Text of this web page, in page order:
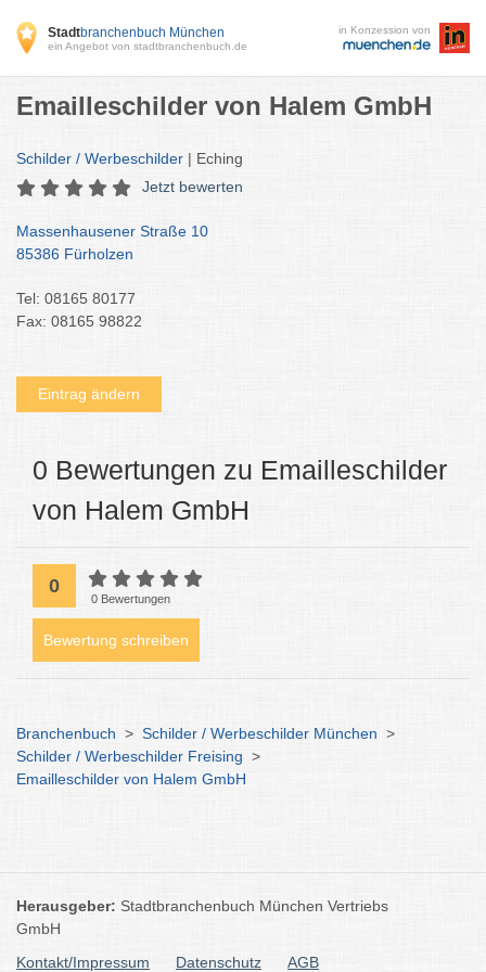
Stadtbranchenbuch München
ein Angebot von stadtbranchenbuch.de
in Konzession von
Emailleschilder von Halem GmbH
Schilder / Werbeschilder | Eching
Jetzt bewerten
Massenhausener Straße 10
85386 Fürholzen
Tel: 08165 80177
Fax: 08165 98822
Eintrag ändern
0 Bewertungen zu Emailleschilder
von Halem GmbH
0
0 Bewertungen
Bewertung schreiben
Branchenbuch > Schilder / Werbeschilder München >
Schilder / Werbeschilder Freising >
Emailleschilder von Halem GmbH
Herausgeber: Stadtbranchenbuch München Vertriebs
GmbH
Kontakt/Impressum
Datenschutz AGB